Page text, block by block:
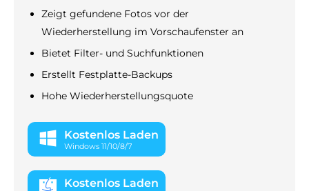
Zeigt gefundene Fotos vor der
Wiederherstellung im Vorschaufenster an
Bietet Filter- und Suchfunktionen
Erstellt Festplatte-Backups
Hohe Wiederherstellungsquote
Kostenlos Laden
Windows 11/10/8/7
Kostenlos Laden